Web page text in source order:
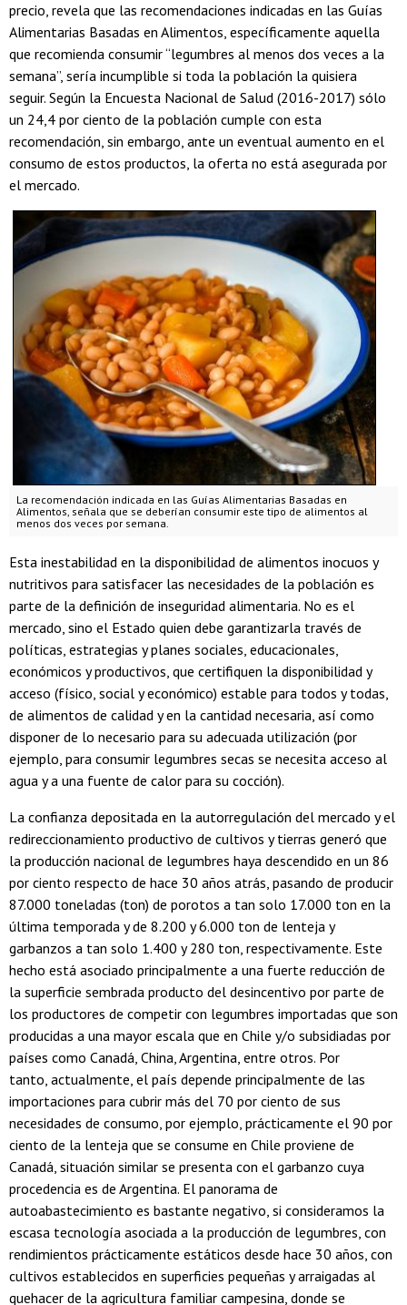
precio, revela que las recomendaciones indicadas en las Guías
Alimentarias Basadas en Alimentos, específicamente aquella
que recomienda consumir “legumbres al menos dos veces a la
semana”, sería incumplible si toda la población la quisiera
seguir. Según la Encuesta Nacional de Salud (2016-2017) sólo
un 24,4 por ciento de la población cumple con esta
recomendación, sin embargo, ante un eventual aumento en el
consumo de estos productos, la oferta no está asegurada por
el mercado.
La recomendación indicada en las Guías Alimentarias Basadas en
Alimentos, señala que se deberían consumir este tipo de alimentos al
menos dos veces por semana.
Esta inestabilidad en la disponibilidad de alimentos inocuos y
nutritivos para satisfacer las necesidades de la población es
parte de la definición de inseguridad alimentaria. No es el
mercado, sino el Estado quien debe garantizarla través de
políticas, estrategias y planes sociales, educacionales,
económicos y productivos, que certifiquen la disponibilidad y
acceso (físico, social y económico) estable para todos y todas,
de alimentos de calidad y en la cantidad necesaria, así como
disponer de lo necesario para su adecuada utilización (por
ejemplo, para consumir legumbres secas se necesita acceso al
agua y a una fuente de calor para su cocción).
La confianza depositada en la autorregulación del mercado y el
redireccionamiento productivo de cultivos y tierras generó que
la producción nacional de legumbres haya descendido en un 86
por ciento respecto de hace 30 años atrás, pasando de producir
87.000 toneladas (ton) de porotos a tan solo 17.000 ton en la
última temporada y de 8.200 y 6.000 ton de lenteja y
garbanzos a tan solo 1.400 y 280 ton, respectivamente. Este
hecho está asociado principalmente a una fuerte reducción de
la superficie sembrada producto del desincentivo por parte de
los productores de competir con legumbres importadas que son
producidas a una mayor escala que en Chile y/o subsidiadas por
países como Canadá, China, Argentina, entre otros. Por
tanto, actualmente, el país depende principalmente de las
importaciones para cubrir más del 70 por ciento de sus
necesidades de consumo, por ejemplo, prácticamente el 90 por
ciento de la lenteja que se consume en Chile proviene de
Canadá, situación similar se presenta con el garbanzo cuya
procedencia es de Argentina. El panorama de
autoabastecimiento es bastante negativo, si consideramos la
escasa tecnología asociada a la producción de legumbres, con
rendimientos prácticamente estáticos desde hace 30 años, con
cultivos establecidos en superficies pequeñas y arraigadas al
quehacer de la agricultura familiar campesina, donde se